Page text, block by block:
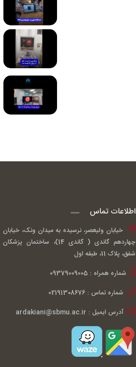
اطلاعات تماس
خیابان ولیعصر، نرسیده به میدان ونک، خیابان
چهاردهم گاندی ( گاندی 14)، ساختمان پزشکان
شفق، پلاک 11، طبقه اول
شماره همراه : 09379009005
شماره تماس : 02191308676
آدرس ایمیل : ardakiani@sbmu.ac.ir